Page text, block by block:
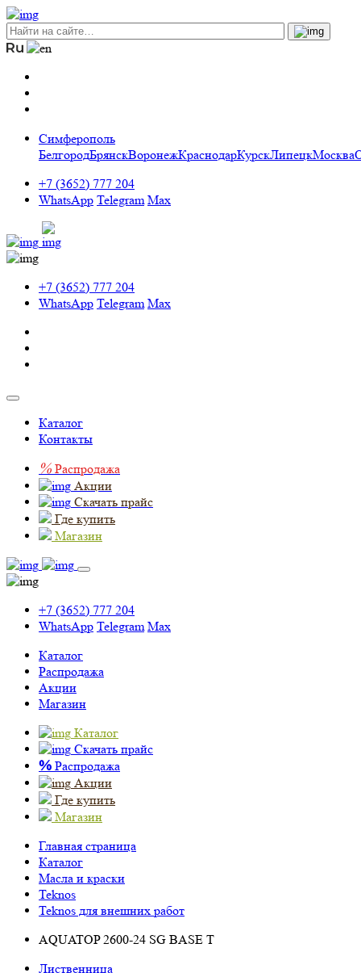
Симферополь
БелгородБрянскВоронежКраснодарКурскЛипецкМосква
+7 (3652) 777 204
WhatsApp Telegram Max
+7 (3652) 777 204
WhatsApp Telegram Max
Каталог
Контакты
% Распродажа
Акции
Скачать прайс
Где купить
Магазин
+7 (3652) 777 204
WhatsApp Telegram Max
Каталог
Распродажа
Акции
Магазин
Каталог
Скачать прайс
% Распродажа
Акции
Где купить
Магазин
Главная страница
Каталог
Масла и краски
Teknos
Teknos для внешних работ
AQUATOP 2600-24 SG BASE T
Лиственница